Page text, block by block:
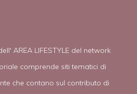
AREA LIFESTYLE del network
comprende siti tematici di
che contano sul contributo di